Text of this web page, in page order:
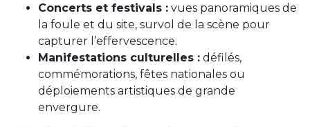
Concerts et festivals : vues panoramiques de
la foule et du site, survol de la scène pour
capturer l’effervescence.
Manifestations culturelles : défilés,
commémorations, fêtes nationales ou
déploiements artistiques de grande
envergure.